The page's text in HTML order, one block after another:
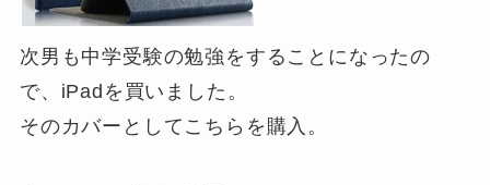
次男も中学受験の勉強をすることになったの
で、iPadを買いました。
そのカバーとしてこちらを購入。